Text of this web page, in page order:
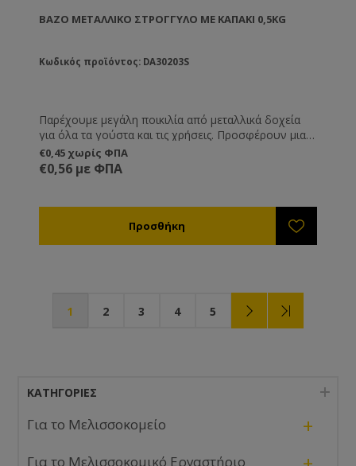
ΒΆΖΟ ΜΕΤΑΛΛΙΚΌ ΣΤΡΟΓΓΥΛΟ ΜΕ ΚΑΠΆΚΙ 0,5KG
Κωδικός προϊόντος: DA30203S
Παρέχουμε μεγάλη ποικιλία από μεταλλικά δοχεία
για όλα τα γούστα και τις χρήσεις. Προσφέρουν μια
διαφορετική και καλόγουστη παρουσίαση του
προϊόντος σας και είναι ιδανική λύση όταν θέλετε να
μεταφέρετε ή να στείλετε το μέλι, καθώς δεν
€0,45 χωρίς ΦΠΑ
€0,56 με ΦΠΑ
1 2 3 4 5
ΚΑΤΗΓΟΡΊΕΣ
Για το Μελισσοκομείο +
Για το Μελισσοκομικό Εργαστήριο